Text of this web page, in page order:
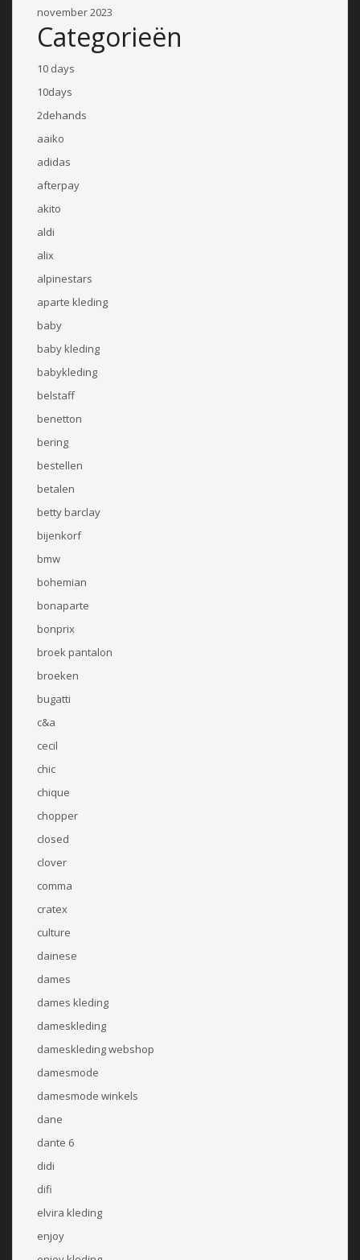
november 2023
Categorieën
10 days
10days
2dehands
aaiko
adidas
afterpay
akito
aldi
alix
alpinestars
aparte kleding
baby
baby kleding
babykleding
belstaff
benetton
bering
bestellen
betalen
betty barclay
bijenkorf
bmw
bohemian
bonaparte
bonprix
broek pantalon
broeken
bugatti
c&a
cecil
chic
chique
chopper
closed
clover
comma
cratex
culture
dainese
dames
dames kleding
dameskleding
dameskleding webshop
damesmode
damesmode winkels
dane
dante 6
didi
difi
elvira kleding
enjoy